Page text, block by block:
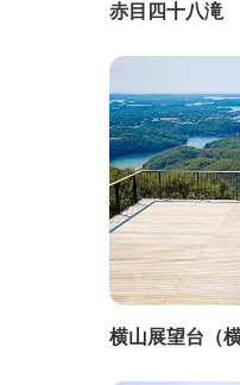
赤目四十八滝
横山展望台（